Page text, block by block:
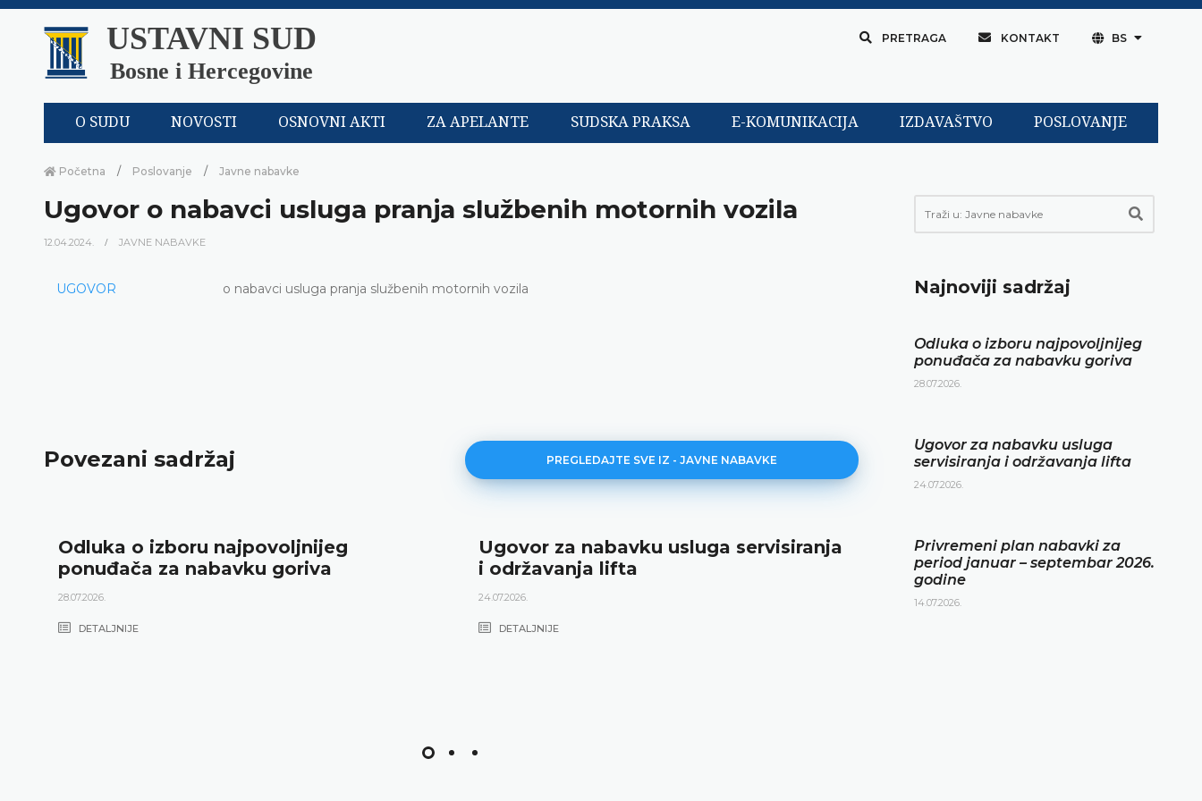
USTAVNI SUD
Bosne i Hercegovine
PRETRAGA KONTAKT BS
O SUDU NOVOSTI OSNOVNI AKTI ZA APELANTE SUDSKA PRAKSA E-KOMUNIKACIJA IZDAVAŠTVO POSLOVANJE
Početna Poslovanje Javne nabavke
Ugovor o nabavci usluga pranja službenih motornih vozila
12.04.2024. JAVNE NABAVKE
UGOVOR o nabavci usluga pranja službenih motornih vozila
Povezani sadržaj PREGLEDAJTE SVE IZ - JAVNE NABAVKE
Odluka o izboru najpovoljnijeg
ponuđača za nabavku goriva
28.07.2026.
DETALJNIJE
Ugovor za nabavku usluga servisiranja
i održavanja lifta
24.07.2026.
DETALJNIJE
Privremeni plan nabavki za
januar – septembar 2026.
14.07.2026.
Najnoviji sadržaj
Odluka o izboru najpovoljnijeg
ponuđača za nabavku goriva
28.07.2026.
Ugovor za nabavku usluga
servisiranja i održavanja lifta
24.07.2026.
Privremeni plan nabavki za
period januar – septembar 2026.
godine
14.07.2026.